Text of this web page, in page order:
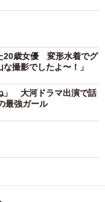
」 大河ドラマ出演で話
最強ガール